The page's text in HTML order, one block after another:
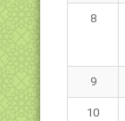
8
9
10